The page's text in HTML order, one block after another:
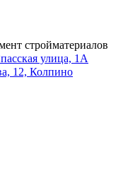
стройматериалов
улица, 1А
12, Колпино